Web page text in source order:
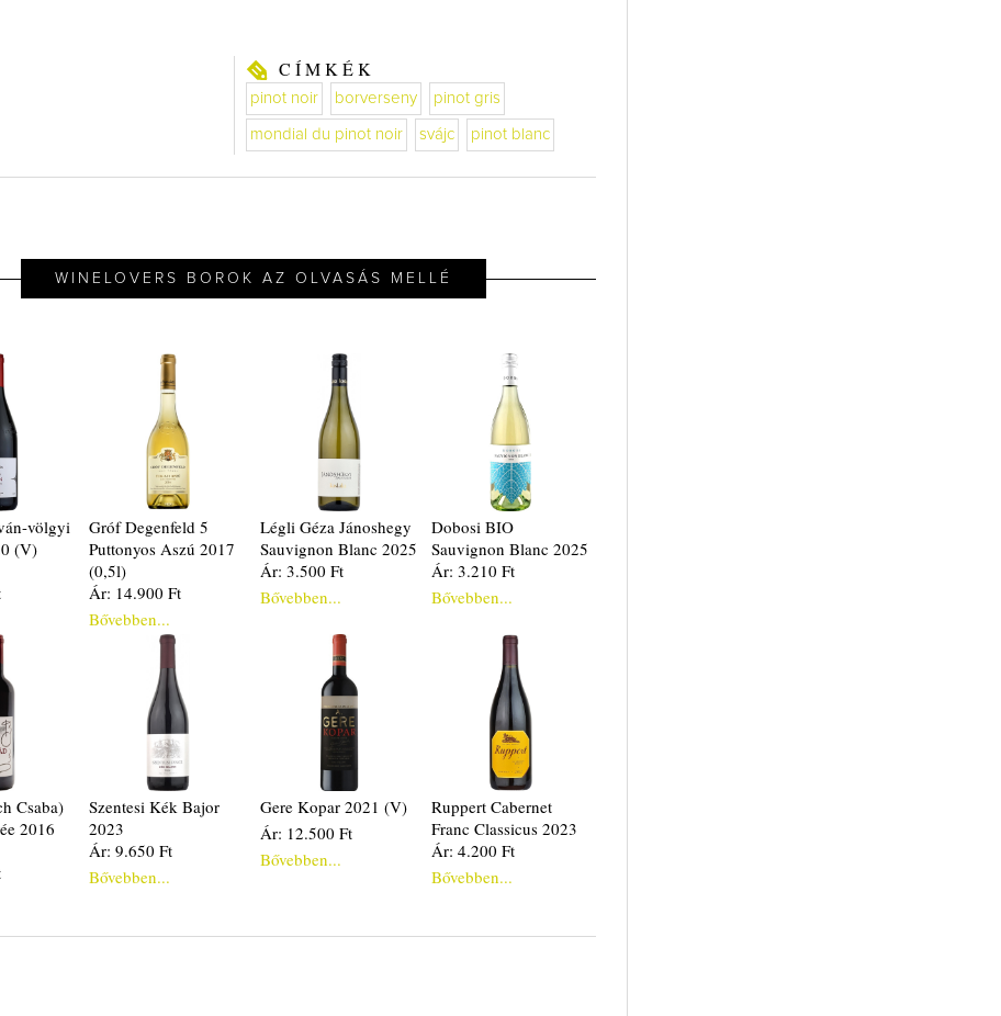
CÍMKÉK
pinot noir borverseny pinot gris
mondial du pinot noir svájc pinot blanc
WINELOVERS BOROK AZ OLVASÁS MELLÉ
völgyi
(V)
Gróf Degenfeld 5
Puttonyos Aszú 2017
(0,5l)
Ár: 14.900 Ft
Bővebben...
Légli Géza Jánoshegy
Sauvignon Blanc 2025
Ár: 3.500 Ft
Bővebben...
Dobosi BIO
Sauvignon Blanc 2025
Ár: 3.210 Ft
Bővebben...
Csaba)
2016
Szentesi Kék Bajor
2023
Ár: 9.650 Ft
Bővebben...
Gere Kopar 2021 (V)
Ár: 12.500 Ft
Bővebben...
Ruppert Cabernet
Franc Classicus 2023
Ár: 4.200 Ft
Bővebben...